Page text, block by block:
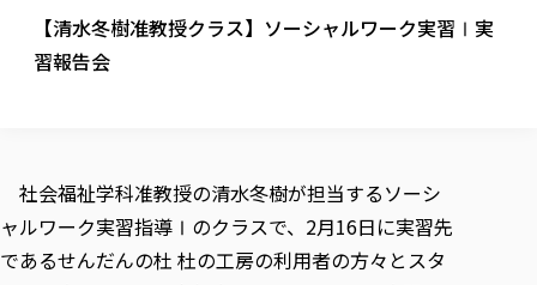
校歌の歴史
校章・マーク・カラー
教職員募集
役員・評議員一覧
キャンパス案内
カリキュラム編成ガイドライン
本学のシラバスについて
大学広報誌「TFU Newsletter 東北福祉大学通信」
初年次教育（リエゾンゼミⅠ）について
リエゾンゼミ・ナビ（テキスト等）
寄附行為
大学評価
IR情報
学校教育法施行規則第172条の2に基づく情報公開
教育学部
教育学科
健康科学部
健康科学部
医療経営管理学科
仏教専修科
進学相談会
取得可能な資格・免許
進路・就職支援
東北福祉大学のキャリア教育
採用ご担当者様へ
採用ご担当者様へ
センター長の挨拶
在学生の方
課外活動 TOP
体育会・運動サークル紹介
大学指定団体紹介
海外留学・研修
外国人在学生
東北福祉大学の研究活動
東北福祉大学の研究活動
生涯教育・キャリア教育TOP
【清水冬樹准教授クラス】ソーシャルワーク実習Ⅰ実
習報告会
社会福祉学科准教授の清水冬樹が担当するソーシ
ャルワーク実習指導Ⅰのクラスで、2月16日に実習先
であるせんだんの杜 杜の工房の利用者の方々とスタ